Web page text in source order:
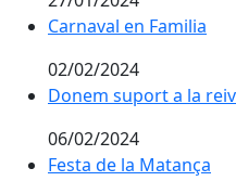
Carnaval en Familia
Carnaval en Familia
02/02/2024
Donem suport a la
Donem suport a la
06/02/2024
Festa de la Matança
Festa de la Matança